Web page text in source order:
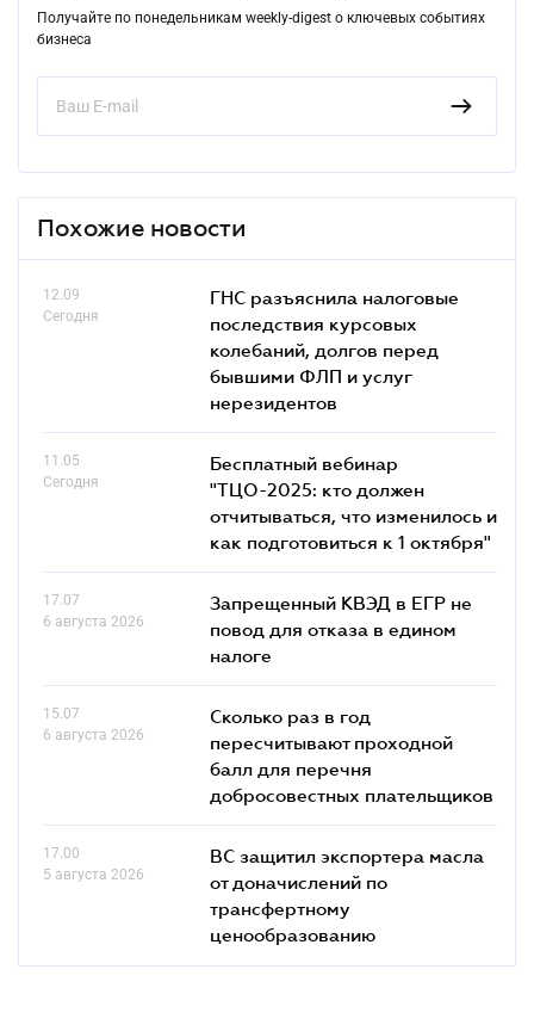
Получайте по понедельникам weekly-digest о ключевых событиях
бизнеса
Похожие новости
12.09
Сегодня
ГНС разъяснила налоговые
последствия курсовых
колебаний, долгов перед
бывшими ФЛП и услуг
нерезидентов
11.05
Сегодня
Бесплатный вебинар
"ТЦО-2025: кто должен
отчитываться, что изменилось и
как подготовиться к 1 октября"
17.07
6 августа 2026
Запрещенный КВЭД в ЕГР не
повод для отказа в едином
налоге
15.07
6 августа 2026
Сколько раз в год
пересчитывают проходной
балл для перечня
добросовестных плательщиков
17.00
5 августа 2026
ВС защитил экспортера масла
от доначислений по
трансфертному
ценообразованию